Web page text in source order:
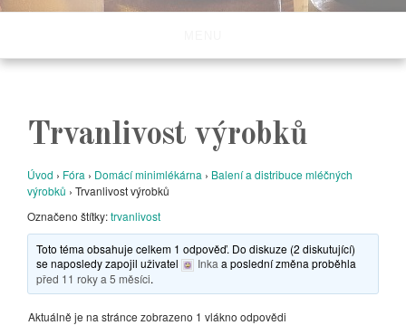
Trvanlivost výrobků
Úvod › Fóra › Domácí minimlékárna › Balení a distribuce mléčných
výrobků › Trvanlivost výrobků
Označeno štítky:trvanlivost
Toto téma obsahuje celkem 1 odpověď. Do diskuze (2 diskutující)
se naposledy zapojil uživatel
Inka a poslední změna proběhla
před 11 roky a 5 měsíci.
Aktuálně je na stránce zobrazeno 1 vlákno odpovědi